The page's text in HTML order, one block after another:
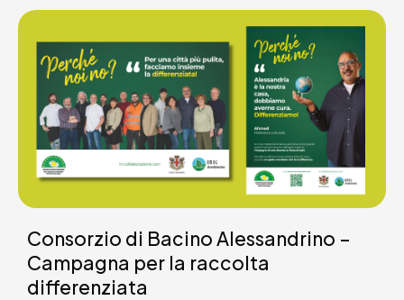
Consorzio di Bacino Alessandrino –
Campagna per la raccolta
differenziata